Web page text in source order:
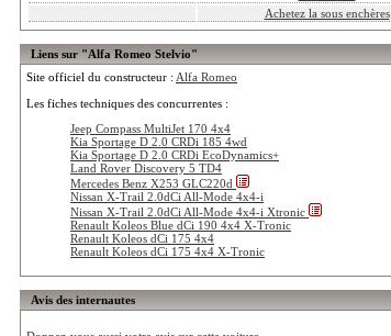
Achetez la sous enchères
Liens sur "Alfa Romeo Stelvio"
Site officiel du constructeur : Alfa Romeo
Les fiches techniques des concurrentes :
Jeep Compass MultiJet 170 4x4
Kia Sportage D 2.0 CRDi 185 4wd
Kia Sportage D 2.0 CRDi EcoDynamics+
Land Rover Discovery 5 TD4
Mercedes Benz X253 GLC220d
Nissan X-Trail 2.0dCi All-Mode 4x4-i
Nissan X-Trail 2.0dCi All-Mode 4x4-i Xtronic
Renault Koleos Blue dCi 190 4x4 X-Tronic
Renault Koleos dCi 175 4x4
Renault Koleos dCi 175 4x4 X-Tronic
Avis des internautes